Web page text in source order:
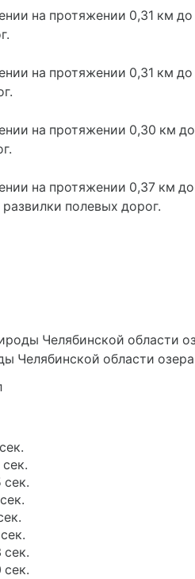
на протяжении 0,31 км
на протяжении 0,31 км
на протяжении 0,30 км
на протяжении 0,37 км
полевых дорог.
Челябинской области
Челябинской области
сек.
сек.
сек.